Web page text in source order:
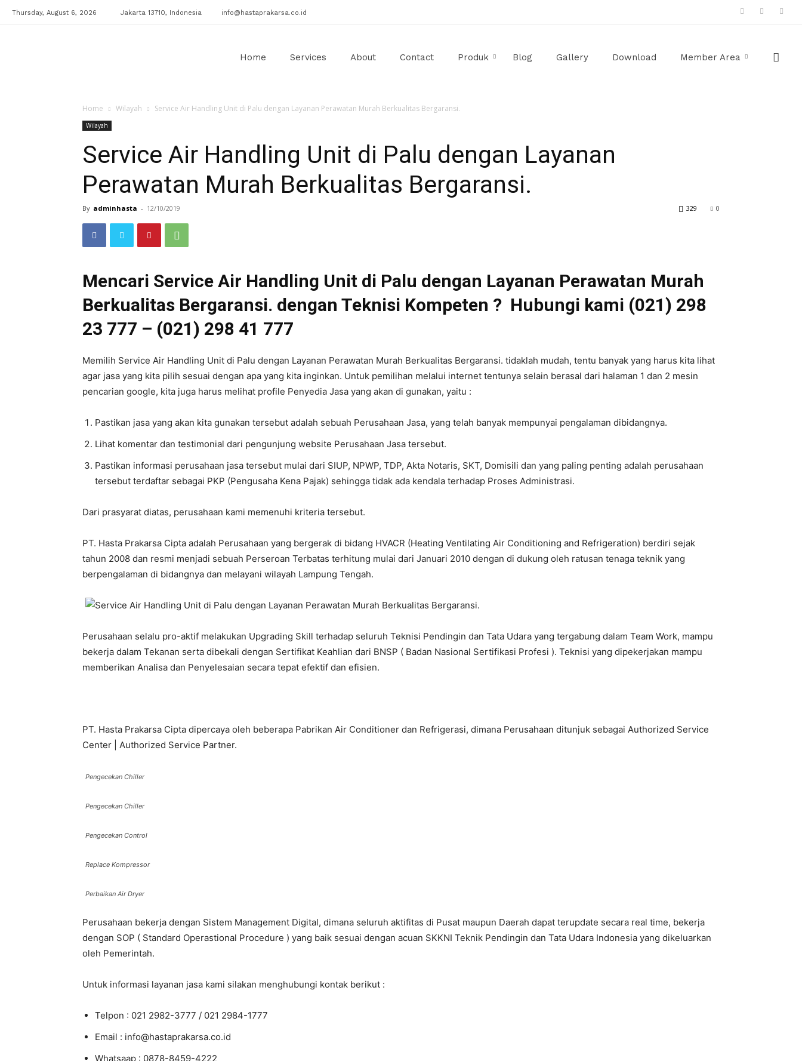
Thursday, August 6, 2026 Jakarta 13710, Indonesia info@hastaprakarsa.co.id
Home Services About Contact Produk Blog Gallery Download Member Area
Home Wilayah Service Air Handling Unit di Palu dengan Layanan Perawatan Murah Berkualitas Bergaransi.
Wilayah
Service Air Handling Unit di Palu dengan Layanan
Perawatan Murah Berkualitas Bergaransi.
By adminhasta - 12/10/2019 0
329
Mencari Service Air Handling Unit di Palu dengan Layanan Perawatan Murah
Berkualitas Bergaransi. dengan Teknisi Kompeten ? Hubungi kami (021) 298
23 777 – (021) 298 41 777
Memilih Service Air Handling Unit di Palu dengan Layanan Perawatan Murah Berkualitas Bergaransi. tidaklah mudah, tentu banyak yang harus kita lihat
agar jasa yang kita pilih sesuai dengan apa yang kita inginkan. Untuk pemilihan melalui internet tentunya selain berasal dari halaman 1 dan 2 mesin
pencarian google, kita juga harus melihat profile Penyedia Jasa yang akan di gunakan, yaitu :
Pastikan jasa yang akan kita gunakan tersebut adalah sebuah Perusahaan Jasa, yang telah banyak mempunyai pengalaman dibidangnya.
Lihat komentar dan testimonial dari pengunjung website Perusahaan Jasa tersebut.
Pastikan informasi perusahaan jasa tersebut mulai dari SIUP, NPWP, TDP, Akta Notaris, SKT, Domisili dan yang paling penting adalah perusahaan
tersebut terdaftar sebagai PKP (Pengusaha Kena Pajak) sehingga tidak ada kendala terhadap Proses Administrasi.
Dari prasyarat diatas, perusahaan kami memenuhi kriteria tersebut.
PT. Hasta Prakarsa Cipta adalah Perusahaan yang bergerak di bidang HVACR (Heating Ventilating Air Conditioning and Refrigeration) berdiri sejak
tahun 2008 dan resmi menjadi sebuah Perseroan Terbatas terhitung mulai dari Januari 2010 dengan di dukung oleh ratusan tenaga teknik yang
berpengalaman di bidangnya dan melayani wilayah Lampung Tengah.
Perusahaan selalu pro-aktif melakukan Upgrading Skill terhadap seluruh Teknisi Pendingin dan Tata Udara yang tergabung dalam Team Work, mampu
bekerja dalam Tekanan serta dibekali dengan Sertifikat Keahlian dari BNSP ( Badan Nasional Sertifikasi Profesi ). Teknisi yang dipekerjakan mampu
memberikan Analisa dan Penyelesaian secara tepat efektif dan efisien.
PT. Hasta Prakarsa Cipta dipercaya oleh beberapa Pabrikan Air Conditioner dan Refrigerasi, dimana Perusahaan ditunjuk sebagai Authorized Service
Center | Authorized Service Partner.
Pengecekan Chiller
Pengecekan Chiller
Pengecekan Control
Replace Kompressor
Perbaikan Air Dryer
Perusahaan bekerja dengan Sistem Management Digital, dimana seluruh aktifitas di Pusat maupun Daerah dapat terupdate secara real time, bekerja
dengan SOP ( Standard Operastional Procedure ) yang baik sesuai dengan acuan SKKNI Teknik Pendingin dan Tata Udara Indonesia yang dikeluarkan
oleh Pemerintah.
Untuk informasi layanan jasa kami silakan menghubungi kontak berikut :
Telpon : 021 2982-3777 / 021 2984-1777
Email : info@hastaprakarsa.co.id
Whatsaap : 0878-8459-4222